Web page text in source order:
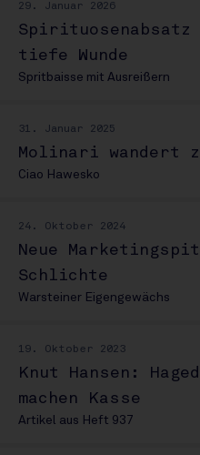
29. Januar 2026
Spirituosenabsatz
tiefe Wunde
Spritbaisse mit Ausreißern
31. Januar 2025
Molinari wandert
Ciao Hawesko
24. Oktober 2024
Neue
Schlichte
Warsteiner Eigengewächs
19. Oktober 2023
Knut Hansen:
machen Kasse
Artikel aus Heft 937